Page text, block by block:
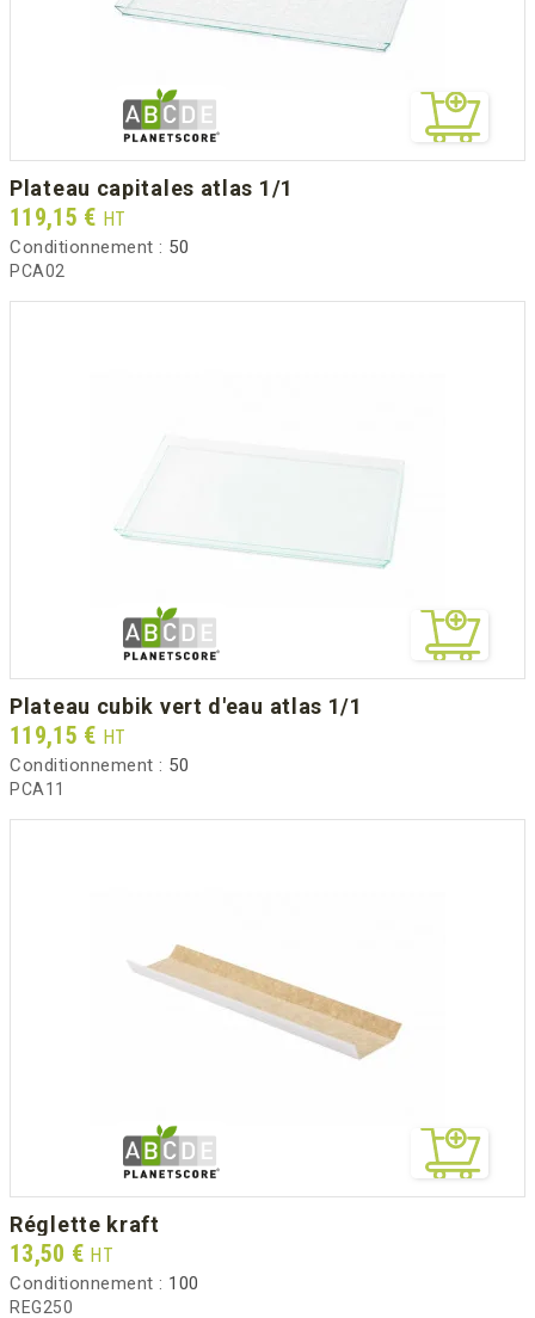
plateau capitales atlas 1/1
Prix
119,15 € HT
Conditionnement : 50
PCA02
plateau cubik vert d'eau atlas 1/1
Prix
119,15 € HT
Conditionnement : 50
PCA11
réglette kraft
Prix
13,50 € HT
Conditionnement : 100
REG250